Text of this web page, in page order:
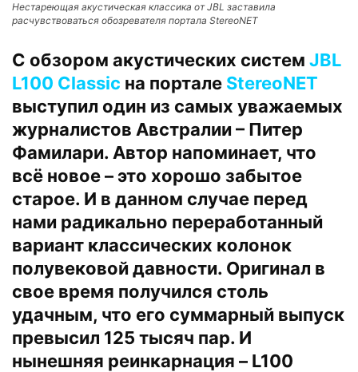
Нестареющая акустическая классика от JBL заставила
расчувствоваться обозревателя портала StereoNET
С обзором акустических систем JBL
L100 Classic на портале StereoNET
выступил один из самых уважаемых
журналистов Австралии – Питер
Фамилари. Автор напоминает, что
всё новое – это хорошо забытое
старое. И в данном случае перед
нами радикально переработанный
вариант классических колонок
полувековой давности. Оригинал в
свое время получился столь
удачным, что его суммарный выпуск
превысил 125 тысяч пар. И
нынешняя реинкарнация – L100